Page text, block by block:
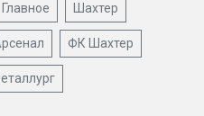
Главное Шахтер
ФК Шахтер